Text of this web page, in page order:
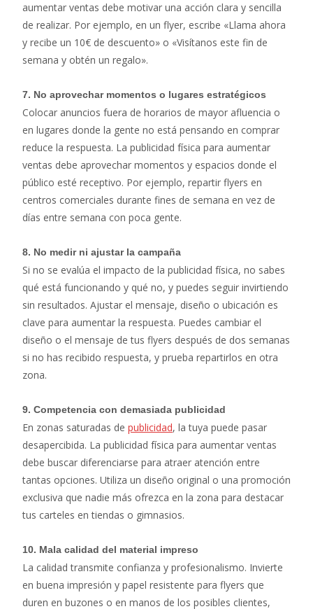
aumentar ventas debe motivar una acción clara y sencilla
de realizar. Por ejemplo, en un flyer, escribe «Llama ahora
y recibe un 10€ de descuento» o «Visítanos este fin de
semana y obtén un regalo».
7. No aprovechar momentos o lugares estratégicos
Colocar anuncios fuera de horarios de mayor afluencia o
en lugares donde la gente no está pensando en comprar
reduce la respuesta. La publicidad física para aumentar
ventas debe aprovechar momentos y espacios donde el
público esté receptivo. Por ejemplo, repartir flyers en
centros comerciales durante fines de semana en vez de
días entre semana con poca gente.
8. No medir ni ajustar la campaña
Si no se evalúa el impacto de la publicidad física, no sabes
qué está funcionando y qué no, y puedes seguir invirtiendo
sin resultados. Ajustar el mensaje, diseño o ubicación es
clave para aumentar la respuesta. Puedes cambiar el
diseño o el mensaje de tus flyers después de dos semanas
si no has recibido respuesta, y prueba repartirlos en otra
zona.
9. Competencia con demasiada publicidad
En zonas saturadas de publicidad, la tuya puede pasar
desapercibida. La publicidad física para aumentar ventas
debe buscar diferenciarse para atraer atención entre
tantas opciones. Utiliza un diseño original o una promoción
exclusiva que nadie más ofrezca en la zona para destacar
tus carteles en tiendas o gimnasios.
10. Mala calidad del material impreso
La calidad transmite confianza y profesionalismo. Invierte
en buena impresión y papel resistente para flyers que
duren en buzones o en manos de los posibles clientes,